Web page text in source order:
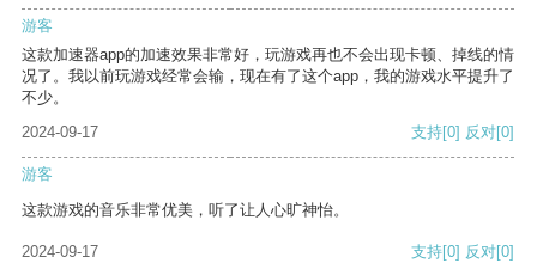
游客
这款加速器app的加速效果非常好，玩游戏再也不会出现卡顿、掉线的情
况了。我以前玩游戏经常会输，现在有了这个app，我的游戏水平提升了
不少。
2024-09-17
支持[0] 反对[0]
游客
这款游戏的音乐非常优美，听了让人心旷神怡。
2024-09-17 支持[0] 反对[0]